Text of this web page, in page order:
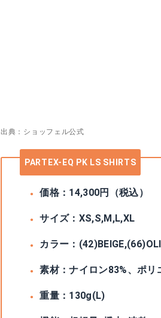
出典：ショッフェル公式
PARTEX-EQ PK LS SHIRTS
価格：14,300円（税込）
サイズ：XS,S,M,L,XL
カラー：
素材：ナイロン83%、ポリ
重量：130g(L)